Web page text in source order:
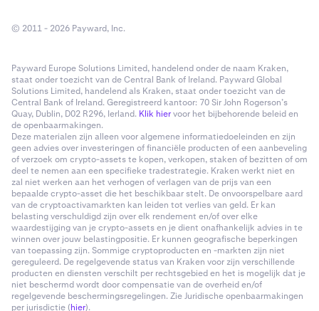
© 2011 - 2026 Payward, Inc.
Payward Europe Solutions Limited, handelend onder de naam Kraken,
staat onder toezicht van de Central Bank of Ireland. Payward Global
Solutions Limited, handelend als Kraken, staat onder toezicht van de
Central Bank of Ireland. Geregistreerd kantoor: 70 Sir John Rogerson’s
Quay, Dublin, D02 R296, Ierland. Klik hiervoor het bijbehorende beleid en
de openbaarmakingen.
Deze materialen zijn alleen voor algemene informatiedoeleinden en zijn
geen advies over investeringen of financiële producten of een aanbeveling
of verzoek om crypto-assets te kopen, verkopen, staken of bezitten of om
deel te nemen aan een specifieke tradestrategie. Kraken werkt niet en
zal niet werken aan het verhogen of verlagen van de prijs van een
bepaalde crypto-asset die het beschikbaar stelt. De onvoorspelbare aard
van de cryptoactivamarkten kan leiden tot verlies van geld. Er kan
belasting verschuldigd zijn over elk rendement en/of over elke
waardestijging van je crypto-assets en je dient onafhankelijk advies in te
winnen over jouw belastingpositie. Er kunnen geografische beperkingen
van toepassing zijn. Sommige cryptoproducten en -markten zijn niet
gereguleerd. De regelgevende status van Kraken voor zijn verschillende
producten en diensten verschilt per rechtsgebied en het is mogelijk dat je
niet beschermd wordt door compensatie van de overheid en/of
regelgevende beschermingsregelingen. Zie Juridische openbaarmakingen
per jurisdictie (hier).